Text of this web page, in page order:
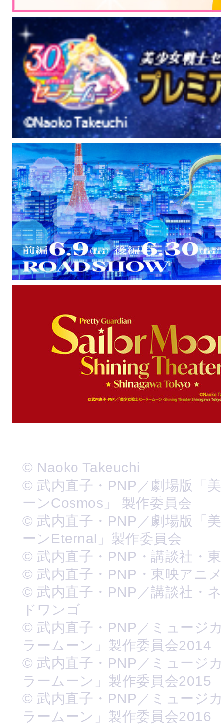
© Naoko Takeuchi
© 武内直子・PNP／劇場版「
ーンCosmos」 製作委員会
© 武内直子・PNP／劇場版「
ーンEternal」製作委員会
© 武内直子・PNP・講談社・
© 武内直子・PNP・東映アニ
© 武内直子・PNP／講談社・
ドワンゴ
© 武内直子・PNP／ミュージ
ラームーン」製作委員会2014
© 武内直子・PNP／ミュージ
ラームーン」製作委員会2015
© 武内直子・PNP／ミュージ
ラームーン」製作委員会2016